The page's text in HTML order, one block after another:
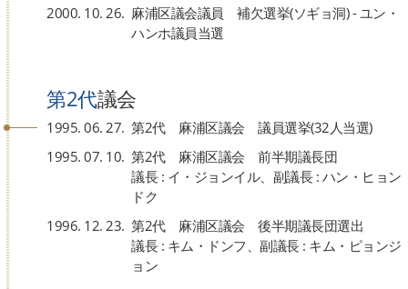
2000. 10. 26. 麻浦区議会議員 補欠選挙(ソギョ洞) - ユン・
ハンホ議員当選
第2代議会
1995. 06. 27. 第2代 麻浦区議会 議員選挙(32人当選)
1995. 07. 10. 第2代 麻浦区議会 前半期議長団
議長 : イ・ジョンイル、副議長 : ハン・ヒョン
ドク
1996. 12. 23. 第2代 麻浦区議会 後半期議長団選出
議長 : キム・ドンフ、副議長 : キム・ピョンジ
ョン